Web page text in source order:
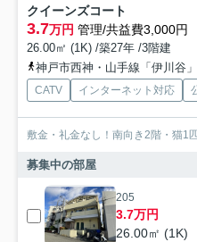
クイーンズコート
3.7万円 管理/共益費3,000円
26.00㎡ (1K) /築27年 /3階建
神戸市西神・山手線「伊川谷」駅 バス
CATV インターネット対応
敷金・礼金なし！南向き2階・猫1
募集中の部屋
205
3.7万円
26.00㎡ (1K)